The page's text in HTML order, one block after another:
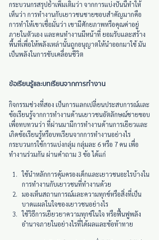
กระบวนกรสรุปย้ำเพิ่มเติมว่า จากการแบ่งปันนี้ทำให้
เห็นว่า การทำงานกับเยาวชนชายขอบสำคัญมากคือ
การทำให้เขาเชื่อมั่นว่า เขามีศักยภาพหรือคุณค่าอยู่
ภายในตัวเอง และคนทำงานมีหน้าที่ ยอมรับและสร้าง
พื้นที่เพื่อให้พลังเหล่านั้นถูกอนุญาตให้นำออกมาใช้ มัน
เป็นพลังในการขับเคลื่อนชีวิต
ข้อเรียนรู้และบทเรียนจากการทำงาน
กิจกรรมช่วงที่สอง เป็นการแลกเปลี่ยนประสบการณ์และ
ข้อเรียนรู้จากการทำงานด้านเยาวชนอัตลักษณ์ชายขอบ
เพื่อทบทวนว่า ที่ผ่านมามีการทำงานด้านการเยียวและ
เกิดข้อเรียนรู้หรือบทเรียนจากการทำงานอย่างไร
กระบวนกรใช้การแบ่งกลุ่ม กลุ่มละ 6 หรือ 7 คน เพื่อ
ทำงานร่วมกัน ผ่านคำถาม 3 ข้อ ได้แก่
ใช้นำหลักการคุ้มครองเด็กและเยาวชนอะไรบ้างใน
การทำงานกับเยาวชนที่ทำงานด้วย
มองเห็นสถานการณ์และความทุกข์หรือสิ่งที่เป็น
บาดแผลในใจของเยาวชนอย่างไร
ใช้วิธีการเยียวยาความทุกข์ในใจ หรือฟื้นฟูพลัง
อำนาจภายในอย่างไรที่ได้ผลและข้อท้าทาย